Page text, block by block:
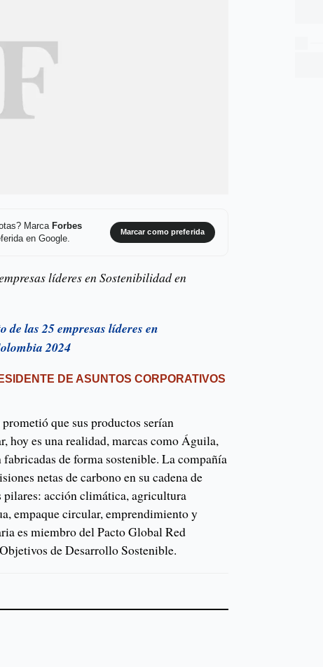
Marca Forbes
en Google.
Marcar como preferida
líderes en Sostenibilidad en
de las 25 empresas líderes en
2024
DE ASUNTOS CORPORATIVOS
que sus productos serían
hoy es una realidad, marcas como Águila,
de forma sostenible. La compañía
netas de carbono en su cadena de
pilares: acción climática, agricultura
empaque circular, emprendimiento y
es miembro del Pacto Global Red
de Desarrollo Sostenible.